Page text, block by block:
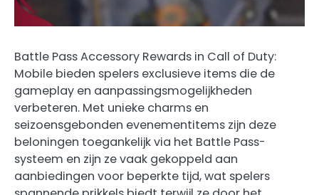
Battle Pass Accessory Rewards in Call of Duty:
Mobile bieden spelers exclusieve items die de
gameplay en aanpassingsmogelijkheden
verbeteren. Met unieke charms en
seizoensgebonden evenementitems zijn deze
beloningen toegankelijk via het Battle Pass-
systeem en zijn ze vaak gekoppeld aan
aanbiedingen voor beperkte tijd, wat spelers